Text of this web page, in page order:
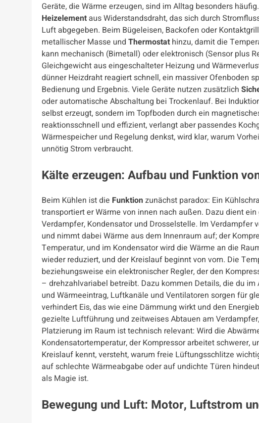
Geräte, die Wärme erzeugen, sind im Alltag besonders
Heizelement aus Widerstandsdraht, das sich durch
Luft abgegeben. Beim Bügeleisen, Backofen oder
metallischer Masse und Thermostat hinzu, damit die
kann mechanisch (Bimetall) oder elektronisch (Sensor plus
Gleichgewicht aus eingeschalteter Heizung und
dünner Heizdraht reagiert schnell, ein massiver Ofenboden
Bedienung und Ergebnis. Viele Geräte nutzen zusätzlich
oder automatische Abschaltung bei Trockenlauf. Bei
selbst erzeugt, sondern im Topfboden durch ein
reaktionsschnell und effizient, verlangt aber passendes
Wärmespeicher und Regelung denkst, wird klar, warum
unnötig Strom verbraucht.
Kälte erzeugen: Aufbau und Funktion
Beim Kühlen ist die Funktionzunächst paradox: Ein
transportiert er Wärme von innen nach außen. Dazu dient
Verdampfer, Kondensator und Drosselstelle. Im
und nimmt dabei Wärme aus dem Innenraum auf; der
Temperatur, und im Kondensator wird die Wärme an die
wieder reduziert, und der Kreislauf beginnt von vorn. Die
beziehungsweise ein elektronischer Regler, der den
– drehzahlvariabel betreibt. Dazu kommen Details, die du
und Wärmeeintrag, Luftkanäle und Ventilatoren sorgen für
verhindert Eis, das wie eine Dämmung wirkt und den
gezielte Luftführung und zeitweises Abtauen am
Platzierung im Raum ist technisch relevant: Wird die
Kondensatortemperatur, der Kompressor arbeitet schwerer,
Kreislauf kennt, versteht, warum freie Lüftungsschlitze
auf schlechte Wärmeabgabe oder auf undichte Türen
als Magie ist.
Bewegung und Luft: Motor, Luftstrom